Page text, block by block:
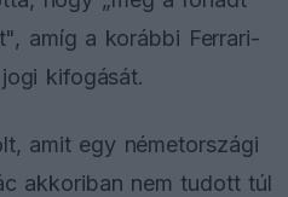
amíg a korábbi Ferrari-
kifogását.
amit egy németországi
akkoriban nem tudott túl